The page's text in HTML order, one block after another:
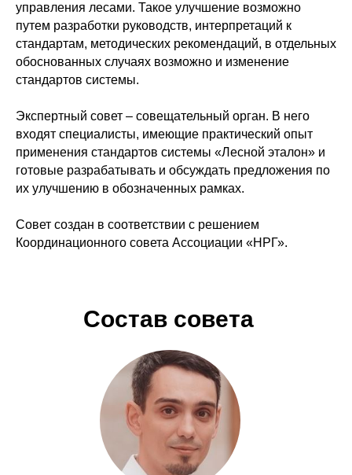
управления лесами. Такое улучшение возможно
путем разработки руководств, интерпретаций к
стандартам, методических рекомендаций, в отдельных
обоснованных случаях возможно и изменение
стандартов системы.
Экспертный совет – совещательный орган. В него
входят специалисты, имеющие практический опыт
применения стандартов системы «Лесной эталон» и
готовые разрабатывать и обсуждать предложения по
их улучшению в обозначенных рамках.
Совет создан в соответствии с решением
Координационного совета Ассоциации «НРГ».
Состав совета